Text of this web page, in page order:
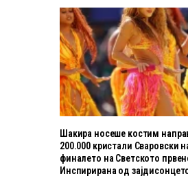
Шакира носеше костим
200.000 кристали Сваровски
финалето на Светското
Инспирирана од